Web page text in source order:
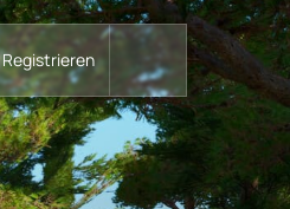
Registrieren